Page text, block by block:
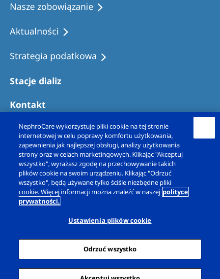
Nasze zobowiązanie
Aktualności
Strategia podatkowa
Stacje dializ
Kontakt
Copyright © Fresenius Nephrocare Polska Sp. z
o.o. 2026. Wszelkie prawa zastrzeżone.
Informacja prawna
Polityka prywatności
Deklaracja dotycząca plików cookie
Ustawienia plików cookie
Sitemap
NephroCare wykorzystuje pliki cookie na tej stronie
internetowej w celu poprawy komfortu użytkowania,
zapewnienia jak najlepszej obsługi, analizy użytkowania
strony oraz w celach marketingowych. Klikając "Akceptuj
wszystko", wyrażasz zgodę na przechowywanie takich
plików cookie na swoim urządzeniu. Klikając "Odrzuć
wszystko", będą używane tylko ściśle niezbędne pliki
cookie. Więcej informacji można znaleźć w naszej polityce
prywatności.
Ustawienia plików cookie
Odrzuć wszystko